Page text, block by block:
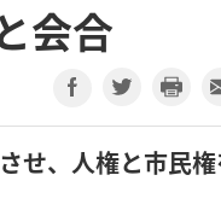
会合
せ、人権と市民